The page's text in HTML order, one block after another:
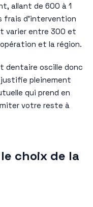
allant de 600 à 1
frais d’intervention
varier entre 300 et
et la région.
dentaire oscille donc
pleinement
qui prend en
votre reste à
choix de la